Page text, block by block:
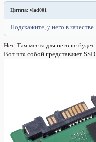
Цитата: vlad001
Подскажите, у него в
Нет. Там места для него не будет.
Вот что собой представляет